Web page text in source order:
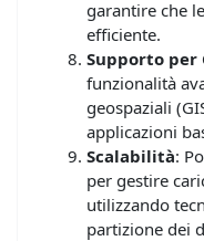
garantire che
efficiente.
Supporto per
funzionalità
geospaziali
applicazioni
Scalabilità:
per gestire
utilizzando
partizione dei